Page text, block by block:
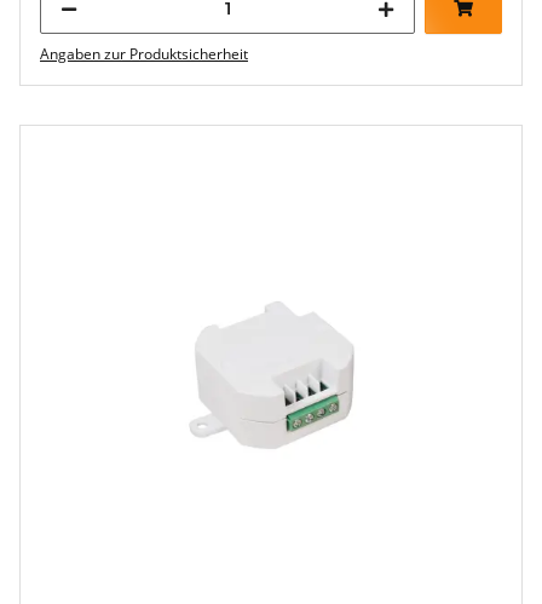
Angaben zur Produktsicherheit